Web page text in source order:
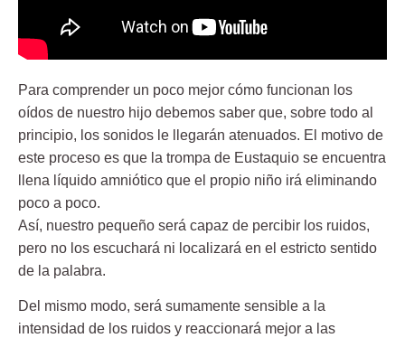
Para comprender un poco mejor cómo funcionan los
oídos de nuestro hijo debemos saber que, sobre todo al
principio, los sonidos le llegarán atenuados. El motivo de
este proceso es que la trompa de Eustaquio se encuentra
llena líquido amniótico que el propio niño irá eliminando
poco a poco.
Así, nuestro pequeño será capaz de percibir los ruidos,
pero no los escuchará ni localizará en el estricto sentido
de la palabra.
Del mismo modo, será sumamente sensible a la
intensidad de los ruidos y reaccionará mejor a las